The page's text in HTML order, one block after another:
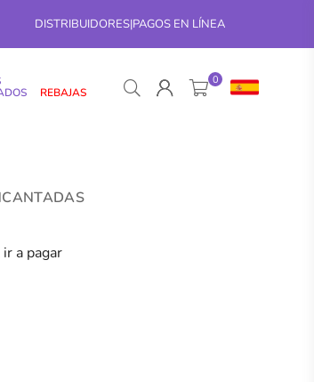
DISTRIBUIDORES|PAGOS EN LÍNEA
REBAJAS
0
a pagar